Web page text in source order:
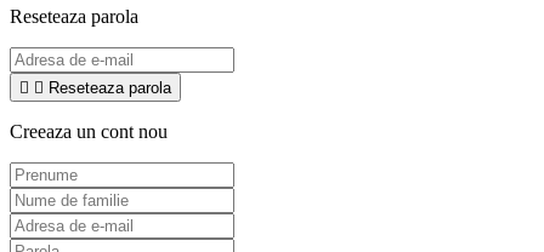
Reseteaza parola
  Reseteaza parola
Creeaza un cont nou